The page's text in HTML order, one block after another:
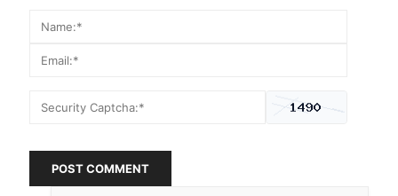
POST COMMENT